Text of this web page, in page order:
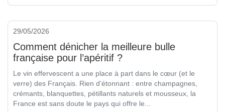
29/05/2026
Comment dénicher la meilleure bulle
française pour l’apéritif ?
Le vin effervescent a une place à part dans le cœur (et le
verre) des Français. Rien d’étonnant : entre champagnes,
crémants, blanquettes, pétillants naturels et mousseux, la
France est sans doute le pays qui offre le...